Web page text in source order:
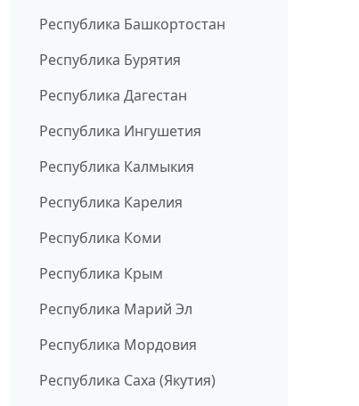
Республика Башкортостан
Республика Бурятия
Республика Дагестан
Республика Ингушетия
Республика Калмыкия
Республика Карелия
Республика Коми
Республика Крым
Республика Марий Эл
Республика Мордовия
Республика Саха (Якутия)